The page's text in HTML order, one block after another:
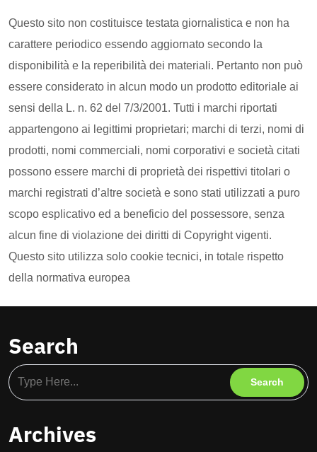
Questo sito non costituisce testata giornalistica e non ha
carattere periodico essendo aggiornato secondo la
disponibilità e la reperibilità dei materiali. Pertanto non può
essere considerato in alcun modo un prodotto editoriale ai
sensi della L. n. 62 del 7/3/2001. Tutti i marchi riportati
appartengono ai legittimi proprietari; marchi di terzi, nomi di
prodotti, nomi commerciali, nomi corporativi e società citati
possono essere marchi di proprietà dei rispettivi titolari o
marchi registrati d’altre società e sono stati utilizzati a puro
scopo esplicativo ed a beneficio del possessore, senza
alcun fine di violazione dei diritti di Copyright vigenti.
Questo sito utilizza solo cookie tecnici, in totale rispetto
della normativa europea
Search
Archives